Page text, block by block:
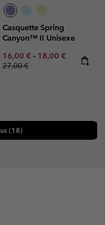
Casquette Spring
Canyon™ II Unisexe
Minimum sale price:
16,00 € - Maximum sale
18,00 € Regular
27,00 €
(18)